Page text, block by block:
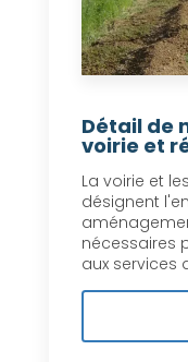
Détail de
voirie et
La voirie et
désignent
nécessaires
aux services